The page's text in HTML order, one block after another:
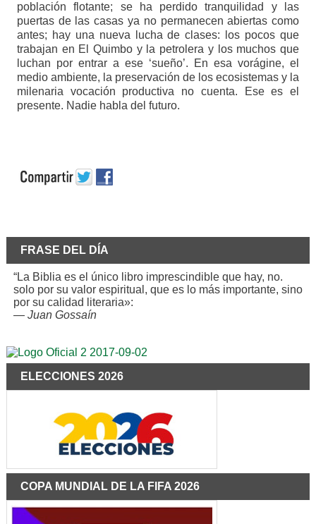
población flotante; se ha perdido tranquilidad y las
puertas de las casas ya no permanecen abiertas como
antes; hay una nueva lucha de clases: los pocos que
trabajan en El Quimbo y la petrolera y los muchos que
luchan por entrar a ese ‘sueño’. En esa vorágine, el
medio ambiente, la preservación de los ecosistemas y la
milenaria vocación productiva no cuenta. Ese es el
presente. Nadie habla del futuro.
FRASE DEL DÍA
“La Biblia es el único libro imprescindible que hay, no.
solo por su valor espiritual, que es lo más importante, sino
por su calidad literaria»:
— Juan Gossaín
ELECCIONES 2026
COPA MUNDIAL DE LA FIFA 2026